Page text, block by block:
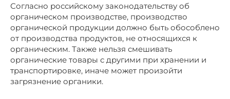
Согласно российскому законодательству об
органическом производстве, производство
органической продукции должно быть обособлено
от производства продуктов, не относящихся к
органическим. Также нельзя смешивать
органические товары с другими при хранении и
транспортировке, иначе может произойти
загрязнение органики.